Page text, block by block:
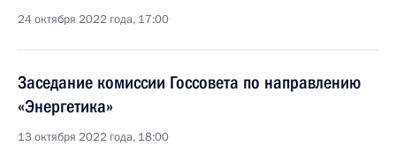
24 октября 2022 года, 17:00
Заседание комиссии Госсовета по направлению
«Энергетика»
13 октября 2022 года, 18:00